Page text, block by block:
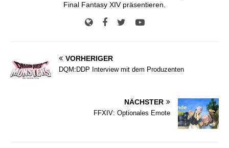
Final Fantasy XIV präsentieren.
VORHERIGER
DQM:DDP Interview mit dem Produzenten
NÄCHSTER
FFXIV: Optionales Emote